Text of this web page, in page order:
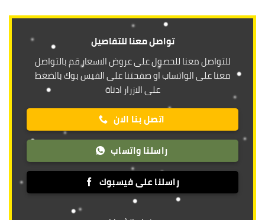
تواصل معنا للتفاصيل
للتواصل معنا للحصول على عروض الاسعار قم بالتواصل
معنا على الواتساب او صفحتنا على الفيس بوك بالضغط
على الازرار ادناة
اتصل بنا الان
راسلنا واتساب
راسلنا على فيسبوك